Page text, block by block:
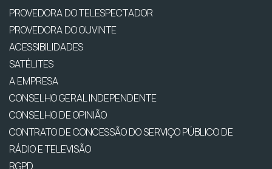
PROVEDORA DO TELESPECTADOR
PROVEDORA DO OUVINTE
ACESSIBILIDADES
SATÉLITES
A EMPRESA
CONSELHO GERAL INDEPENDENTE
CONSELHO DE OPINIÃO
CONTRATO DE CONCESSÃO DO SERVIÇO PÚBLICO DE
RÁDIO E TELEVISÃO
RGPD